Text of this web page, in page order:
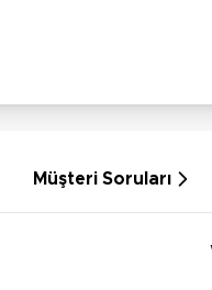
Müşteri Soruları